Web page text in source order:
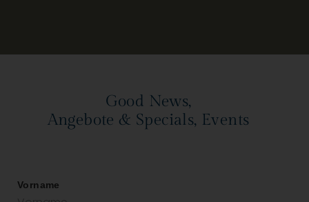
Good News,
Angebote & Specials, Events
Vorname